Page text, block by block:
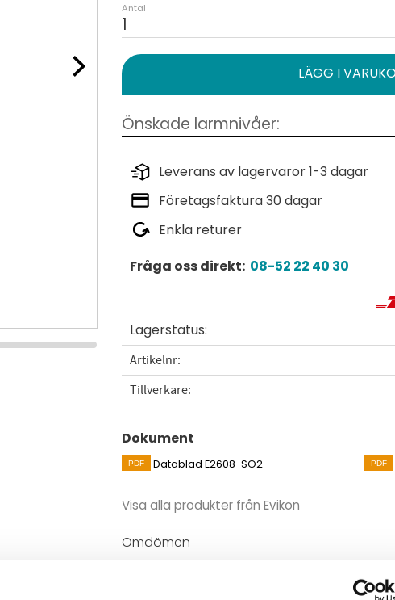
Antal
Leverans av lagervaror 1-3 dagar
Företagsfaktura 30 dagar
Enkla returer
Fråga oss direkt: 08-52 22 40 30
Lagerstatus
Artikelnr
Tillverkare
Dokument
Datablad E2608-SO2
Visa alla produkter från Evikon
för direkt
till
Omdömen